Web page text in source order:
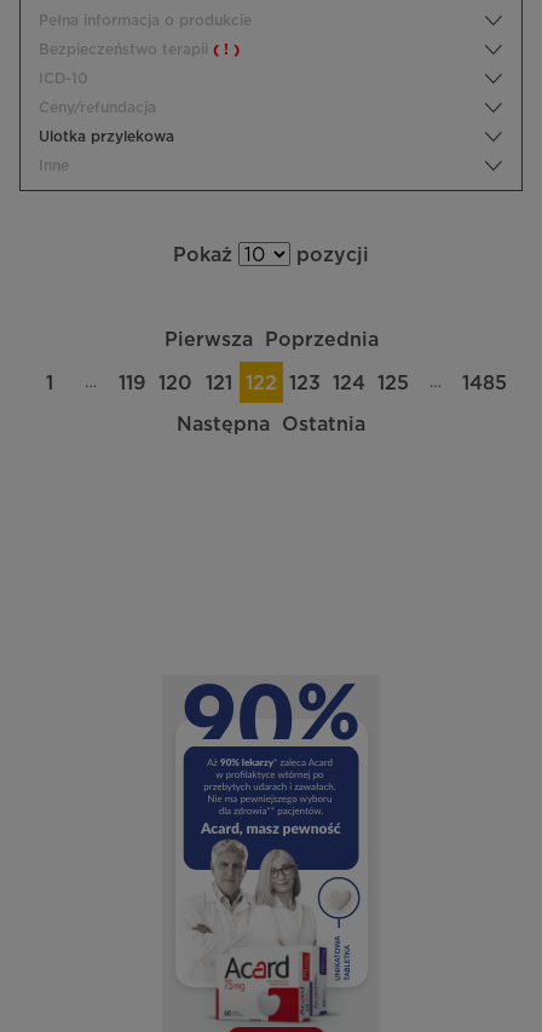
Pełna informacja o produkcie
Bezpieczeństwo terapii ( ! )
ICD-10
Ceny/refundacja
Ulotka przylekowa
Inne
Pokaż pozycji
Pierwsza Poprzednia
1 … 119 120 121 122 123 124 125 … 1485
Następna Ostatnia